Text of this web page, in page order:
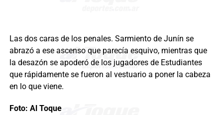
Las dos caras de los penales. Sarmiento de Junín se
abrazó a ese ascenso que parecía esquivo, mientras que
la desazón se apoderó de los jugadores de Estudiantes
que rápidamente se fueron al vestuario a poner la cabeza
en lo que viene.
Foto: Al Toque